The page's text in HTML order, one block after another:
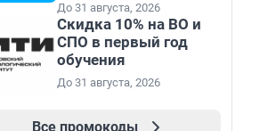
До 31 августа, 2026
Скидка 10% на ВО и
СПО в первый год
обучения
До 31 августа, 2026
Все промокоды